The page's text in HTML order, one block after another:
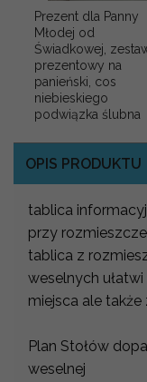
Prezent dla Panny
Młodej od
Świadkowej,
prezentowy na
panieński, cos
niebieskiego
podwiązka ślubna
OPIS PRODUKTU
tablica
przy
tablica z
weselnych
miejsca ale
Plan Stołów
weselnej